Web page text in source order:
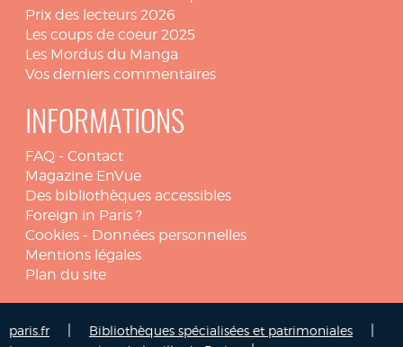
Prix des lecteurs 2026
Les coups de coeur 2025
Les Mordus du Manga
Vos derniers commentaires
INFORMATIONS
FAQ - Contact
Magazine EnVue
Des bibliothèques accessibles
Foreign in Paris ?
Cookies - Données personnelles
Mentions légales
Plan du site
paris.fr Bibliothèques spécialisées et patrimoniales